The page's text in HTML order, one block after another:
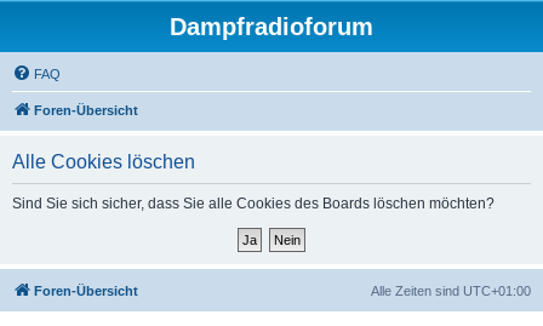
Dampfradioforum
FAQ
Foren-Übersicht
Alle Cookies löschen
Sind Sie sich sicher, dass Sie alle Cookies des Boards löschen möchten?
Foren-Übersicht Alle Zeiten sind UTC+01:00